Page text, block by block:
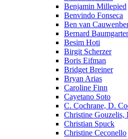
Benjamin Millepied
Benvindo Fonseca
Ben van
Bernard
Besim Hoti
Birgit Scherzer
Boris Eifman
Bridget Breiner
Bryan Arias
Caroline Finn
Cayetano Soto
C. Cochrane, D.
Christine Gouzelis,
Christian Spuck
Christine Ceconello